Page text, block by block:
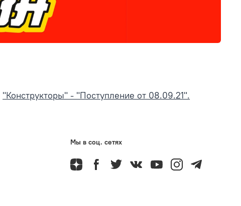
"Конструкторы" - "Поступление от 08.09.21".
Мы в соц. сетях